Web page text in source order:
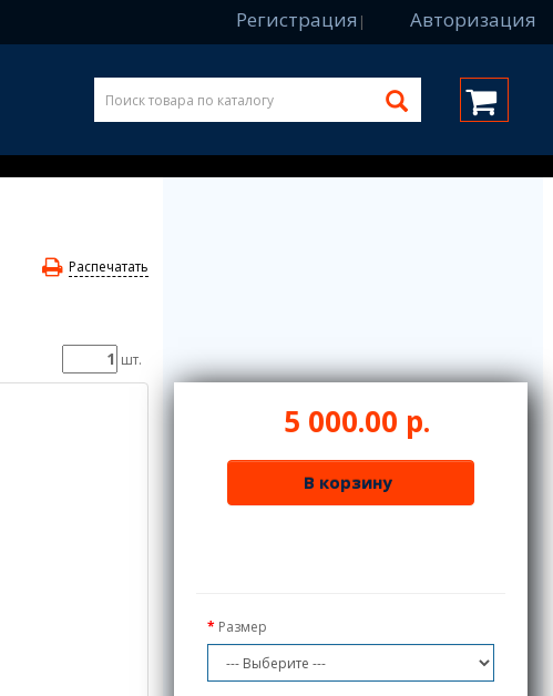
Регистрация | Авторизация
Распечатать
шт.
5 000.00 р.
В корзину
Размер